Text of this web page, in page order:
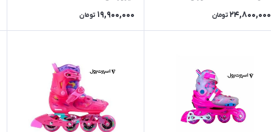
24,800,000 تومان 19,900,000 تومان